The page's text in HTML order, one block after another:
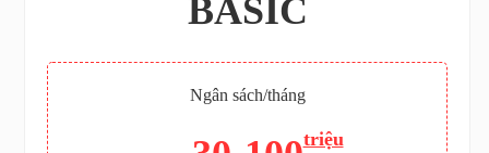
BASIC
Ngân sách/tháng
triệu